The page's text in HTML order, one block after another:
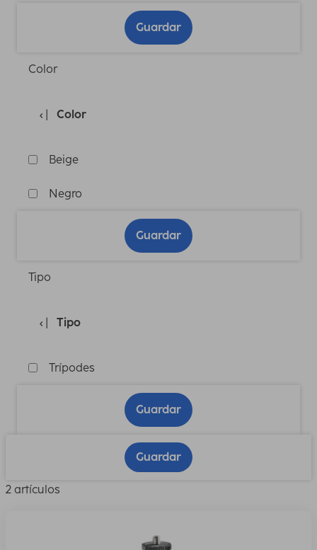
Guardar
Color
Color
Beige
Negro
Guardar
Tipo
Tipo
Trípodes
Guardar
Guardar
2 artículos